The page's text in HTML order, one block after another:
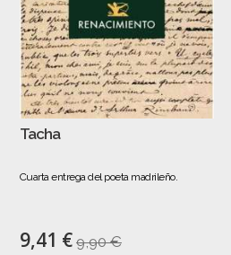
Tacha
Cuarta entrega del poeta madrileño.
9,41 € 9,90 €